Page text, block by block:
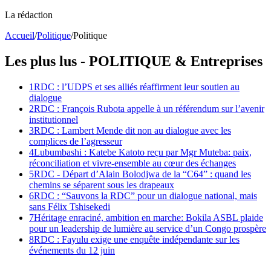
La rédaction
Accueil/Politique/Politique
Les plus lus - POLITIQUE & Entreprises
1RDC : l’UDPS et ses alliés réaffirment leur soutien au
dialogue
2RDC : François Rubota appelle à un référendum sur l’avenir
institutionnel
3RDC : Lambert Mende dit non au dialogue avec les
complices de l’agresseur
4Lubumbashi : Katebe Katoto reçu par Mgr Muteba: paix,
réconciliation et vivre-ensemble au cœur des échanges
5RDC - Départ d’Alain Bolodjwa de la “C64” : quand les
chemins se séparent sous les drapeaux
6RDC : “Sauvons la RDC” pour un dialogue national, mais
sans Félix Tshisekedi
7Héritage enraciné, ambition en marche: Bokila ASBL plaide
pour un leadership de lumière au service d’un Congo prospère
8RDC : Fayulu exige une enquête indépendante sur les
événements du 12 juin